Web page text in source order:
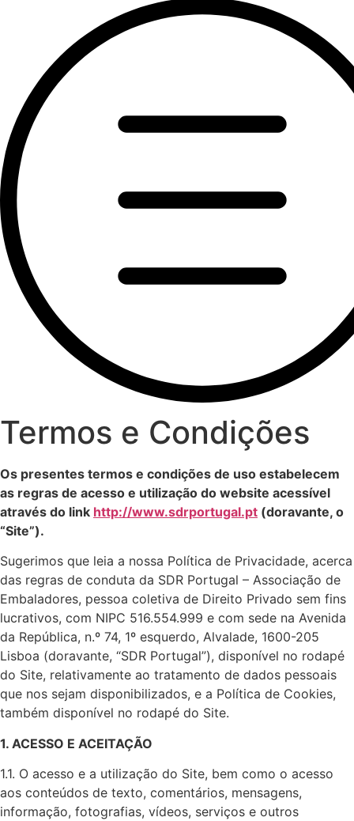
Termos e Condições
Os presentes termos e condições de uso estabelecem
as regras de acesso e utilização do website acessível
através do link http://www.sdrportugal.pt (doravante, o
“Site”).
Sugerimos que leia a nossa Política de Privacidade, acerca
das regras de conduta da SDR Portugal – Associação de
Embaladores, pessoa coletiva de Direito Privado sem fins
lucrativos, com NIPC 516.554.999 e com sede na Avenida
da República, n.º 74, 1º esquerdo, Alvalade, 1600-205
Lisboa (doravante, “SDR Portugal”), disponível no rodapé
do Site, relativamente ao tratamento de dados pessoais
que nos sejam disponibilizados, e a Política de Cookies,
também disponível no rodapé do Site.
1. ACESSO E ACEITAÇÃO
1.1. O acesso e a utilização do Site, bem como o acesso
aos conteúdos de texto, comentários, mensagens,
informação, fotografias, vídeos, serviços e outros